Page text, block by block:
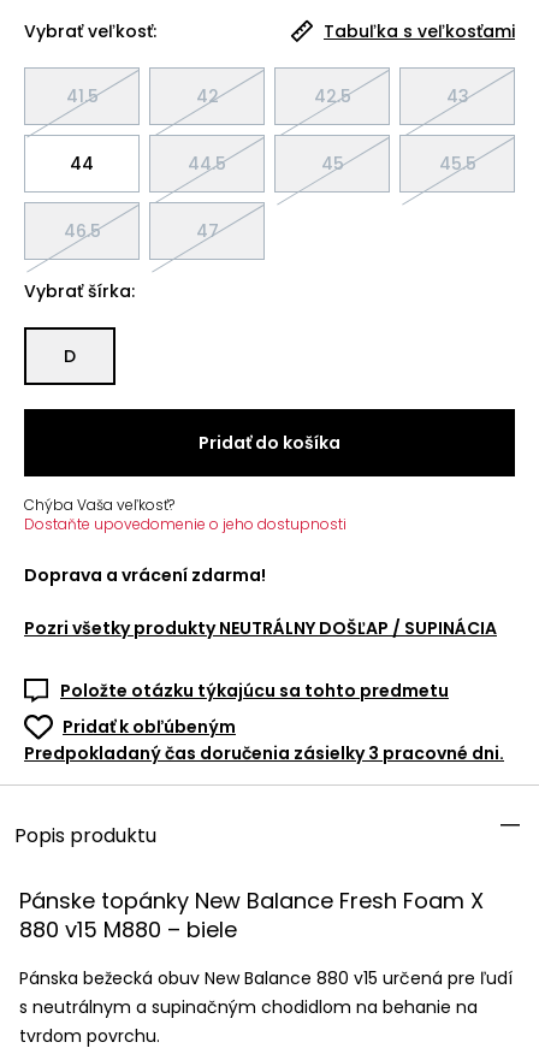
Vybrať veľkosť: Tabuľka s veľkosťami
41.5 42 42.5 43
44 44.5 45 45.5
46.5 47
Vybrať šírka:
D
Pridať do košíka
Chýba Vaša veľkosť?
Dostaňte upovedomenie o jeho dostupnosti
Doprava a vrácení zdarma!
Pozri všetky produkty NEUTRÁLNY DOŠĽAP / SUPINÁCIA
Položte otázku týkajúcu sa tohto predmetu
Pridať k obľúbeným
Predpokladaný čas doručenia zásielky 3 pracovné dni.
Popis produktu
Pánske topánky New Balance Fresh Foam X
880 v15 M880 – biele
Pánska bežecká obuv New Balance 880 v15 určená pre ľudí
s neutrálnym a supinačným chodidlom na behanie na
tvrdom povrchu.